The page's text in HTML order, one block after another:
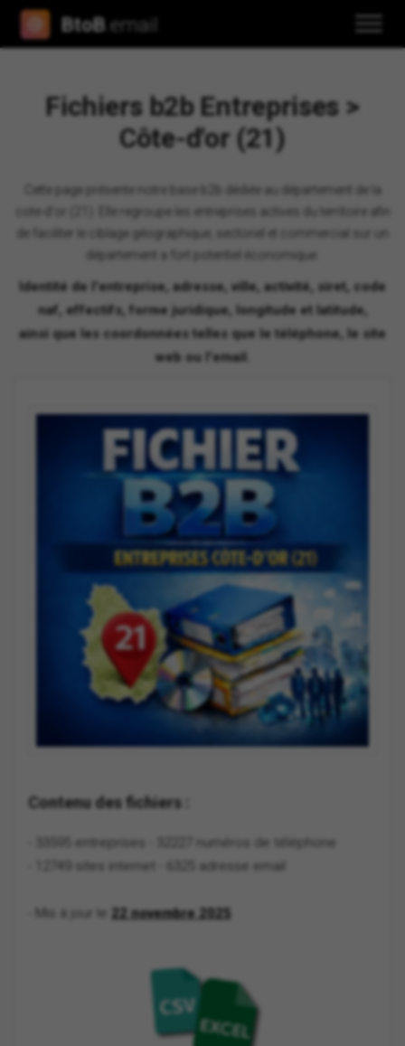
BtoB .email
Fichiers b2b Entreprises >
Côte-d'or (21)
Cette page présente notre base b2b dédiée au département de la
cote-d'or (21). Elle regroupe les entreprises actives du territoire afin
de faciliter le ciblage géographique, sectoriel et commercial sur un
département a fort potentiel économique.
Identité de l'entreprise, adresse, ville, activité, siret, code
naf, effectifs, forme juridique, longitude et latitude,
ainsi que les coordonnées telles que le téléphone, le site
web ou l'email.
Contenu des fichiers :
- 33595 entreprises
- 32227 numéros de téléphone
- 12749 sites internet
- 6325 adresse email
- Mis à jour le 22 novembre 2025